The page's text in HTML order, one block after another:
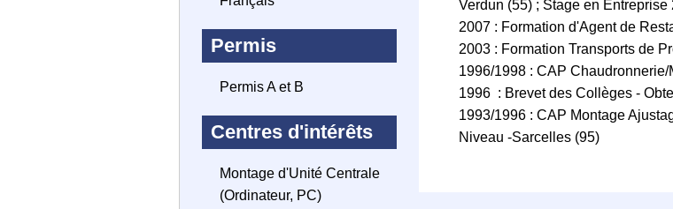
Permis
Permis A et B
Centres d'intérêts
Montage d'Unité Centrale
(Ordinateur, PC)
Verdun (55) ; Stage en
2007 : Formation d'Agent de
2003 : Formation Transports de
1996/1998 : CAP
1996 : Brevet des Collèges -
1993/1996 : CAP Montage
Niveau -Sarcelles (95)